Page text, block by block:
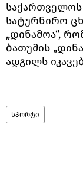
საქართველოს
სატურნირო
„დინამოა“,
ბათუმის
ადგილს
სპორტი